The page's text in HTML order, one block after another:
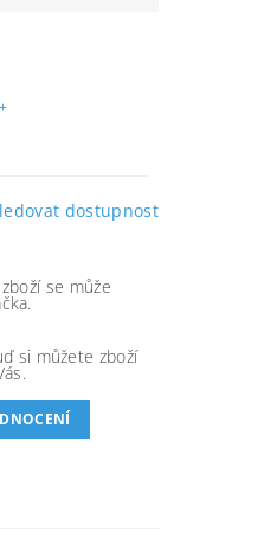
dostupnost
se může
si můžete zboží